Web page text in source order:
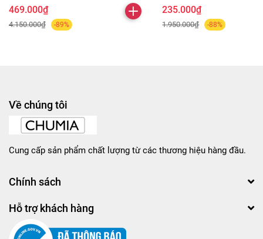
469.000₫
4.150.000₫ -89%
235.000₫
1.950.000₫ -88%
Về chúng tôi
Cung cấp sản phẩm chất lượng từ các thương hiệu hàng đầu.
Chính sách
Hỗ trợ khách hàng